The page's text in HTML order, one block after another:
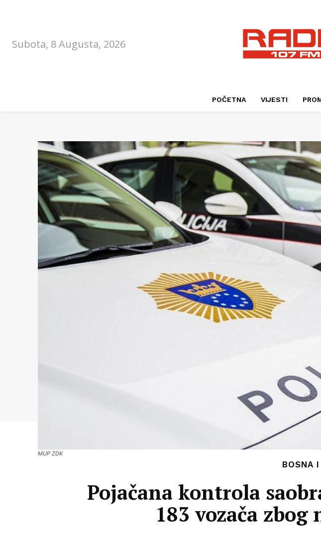
Subota, 8 Augusta, 2026
POČETNA VIJESTI
MUP ZDK
BOSNA
Pojačana kontrola
183 vozača